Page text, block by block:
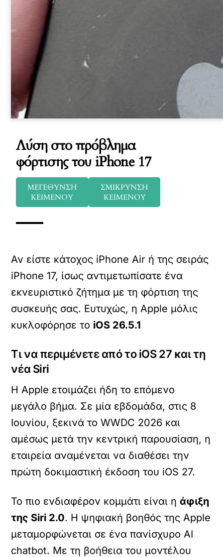
Λύση στο πρόβλημα
φόρτισης του iPhone 17
ΜΕΓΕΘΥΝΣΗ
ΚΕΙΜΕΝΟΥ
ΣΜΙΚΡΥΝΣΗ
ΚΕΙΜΕΝΟΥ
Αν είστε κάτοχος iPhone Air ή της σειράς
iPhone 17, ίσως αντιμετωπίσατε ένα
εκνευριστικό ζήτημα με τη φόρτιση της
συσκευής σας. Ευτυχώς, η Apple μόλις
κυκλοφόρησε το iOS 26.5.1
Τι να περιμένετε από το iOS 27 και τη
νέα Siri
Η Apple ετοιμάζει ήδη το επόμενο
μεγάλο βήμα. Σε μία εβδομάδα, στις 8
Ιουνίου, ξεκινά το WWDC 2026 και
αμέσως μετά την κεντρική παρουσίαση, η
εταιρεία αναμένεται να διαθέσει την
πρώτη δοκιμαστική έκδοση του iOS 27.
Το πιο ενδιαφέρον κομμάτι είναι ηάφιξη
της Siri 2.0. Η ψηφιακή βοηθός της Apple
μεταμορφώνεται σε ένα πανίσχυρο AI
chatbot. Με τη βοήθεια του μοντέλου